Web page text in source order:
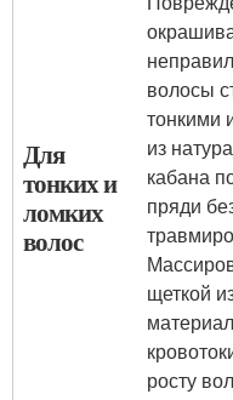
Для
тонких и
ломких
волос
волосы
тонкими
из
кабана
пряди
щеткой
росту